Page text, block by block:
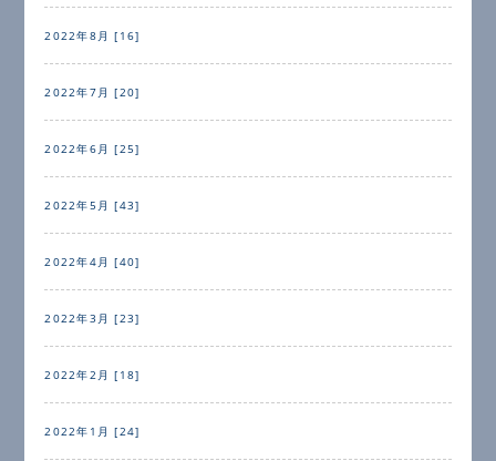
2022年8月 [16]
2022年7月 [20]
2022年6月 [25]
2022年5月 [43]
2022年4月 [40]
2022年3月 [23]
2022年2月 [18]
2022年1月 [24]